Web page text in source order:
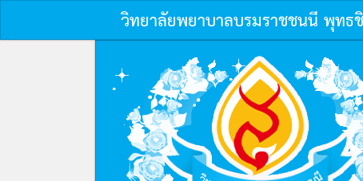
วิทยาลัยพยาบาลบรมราชชนนี พุทธ